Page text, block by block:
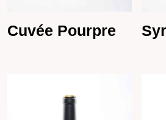
Cuvée Pourpre